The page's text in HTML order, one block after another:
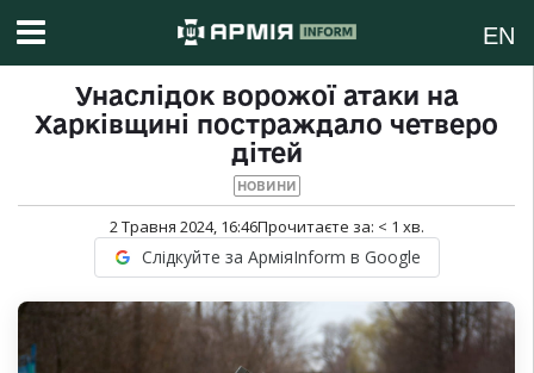
EN
Унаслідок ворожої атаки на
Харківщині постраждало четверо
дітей
НОВИНИ
2 Травня 2024, 16:46Прочитаєте за: < 1 хв.
Слідкуйте за АрміяInform в Google